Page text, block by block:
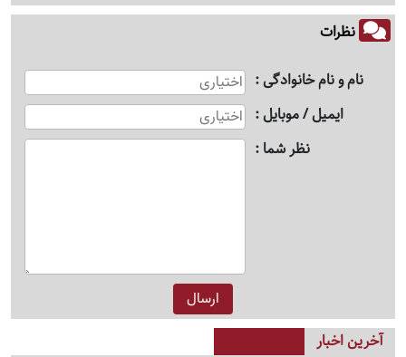
نظرات
نام و نام خانوادگی
ایمیل / موبایل
نظر شما
آخرین اخبار